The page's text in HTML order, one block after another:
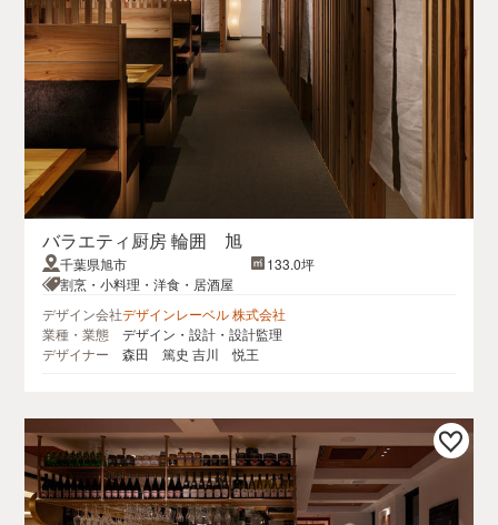
バラエティ厨房 輪囲 旭
千葉県旭市
133.0坪
割烹・小料理・洋食・居酒屋
デザイン会社デザインレーベル 株式会社
業種・業態
デザイン・設計・設計監理
デザイナー
森田 篤史 吉川 悦王